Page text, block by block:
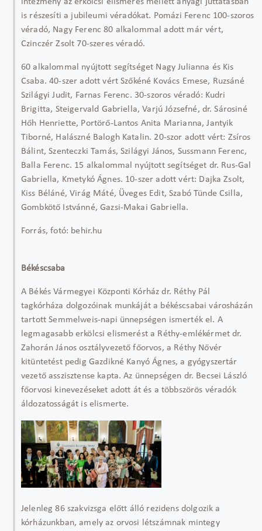
is részesíti a jubileumi véradókat. Pomázi Ferenc 100-szoros
véradó, Nagy Ferenc 80 alkalommal adott már vért,
Czinczér Zsolt 70-szeres véradó.
60 alkalommal nyújtott segítséget Nagy Julianna és Kis
Csaba. 40-szer adott vért Szőkéné Kovács Emese, Ruzsáné
Szilágyi Judit, Farnas Ferenc. 30-szoros véradó: Kudri
Brigitta, Steigervald Gabriella, Varjú Józsefné, dr. Sárosiné
Hőh Henriette, Portörő-Lantos Anita Marianna, Jantyik
Tiborné, Halászné Balogh Katalin. 20-szor adott vért: Zsíros
Bálint, Szenteczki Tamás, Szilágyi János, Sussmann Ferenc,
Balla Ferenc. 15 alkalommal nyújtott segítséget dr. Rus-Gal
Gabriella, Kmetykó Ágnes. 10-szer adott vért: Dajka Zsolt,
Kiss Béláné, Virág Máté, Üveges Edit, Szabó Tünde Csilla,
Gombkötő Istvánné, Gazsi-Makai Gabriella.
Forrás, fotó: behir.hu
Békéscsaba
A Békés Vármegyei Központi Kórház dr. Réthy Pál
tagkórháza dolgozóinak munkáját a békéscsabai városházán
tartott Semmelweis-napi ünnepségen ismerték el. A
legmagasabb erkölcsi elismerést a Réthy-emlékérmet dr.
Zahorán János osztályvezető főorvos, a Réthy Nővér
kitüntetést pedig Gazdikné Kanyó Ágnes, a gyógyszertár
vezető asszisztense kapta. Az ünnepségen dr. Becsei László
főorvosi kinevezéseket adott át és a többszörös véradók
áldozatosságát is elismerte.
Jelenleg 86 szakvizsga előtt álló rezidens dolgozik a
kórházunkban, amely az orvosi létszámnak mintegy